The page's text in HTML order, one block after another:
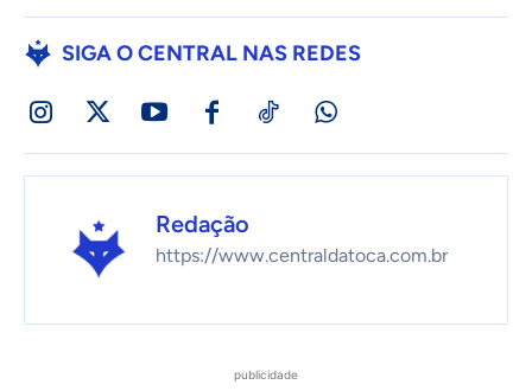
SIGA O CENTRAL NAS REDES
Redação
https://www.centraldatoca.com.br
publicidade